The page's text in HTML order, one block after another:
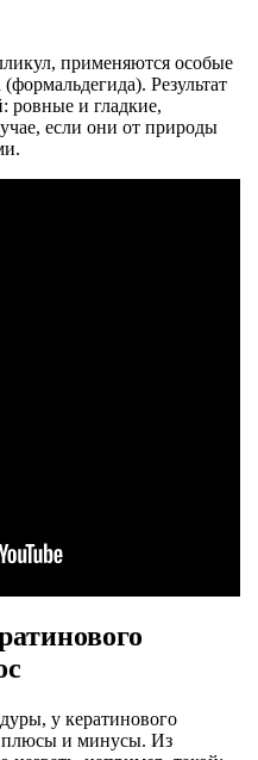
применяются особые
Результат
ровные и гладкие,
если они от природы
у кератинового
плюсы и минусы. Из